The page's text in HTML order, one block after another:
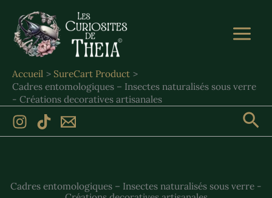
contenu
Accueil
SureCart Product
Cadres entomologiques – Insectes naturalisés sous verre
- Créations decoratives artisanales
Cadres entomologiques – Insectes naturalisés sous verre -